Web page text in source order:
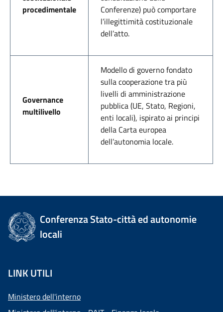
procedimentale
Conferenze) può comportare
l’illegittimità costituzionale
dell’atto.
Governance
multilivello
Modello di governo fondato
sulla cooperazione tra più
livelli di amministrazione
pubblica (UE, Stato, Regioni,
enti locali), ispirato ai principi
della Carta europea
dell’autonomia locale.
Conferenza Stato-città ed autonomie
locali
LINK UTILI
Ministero dell'interno